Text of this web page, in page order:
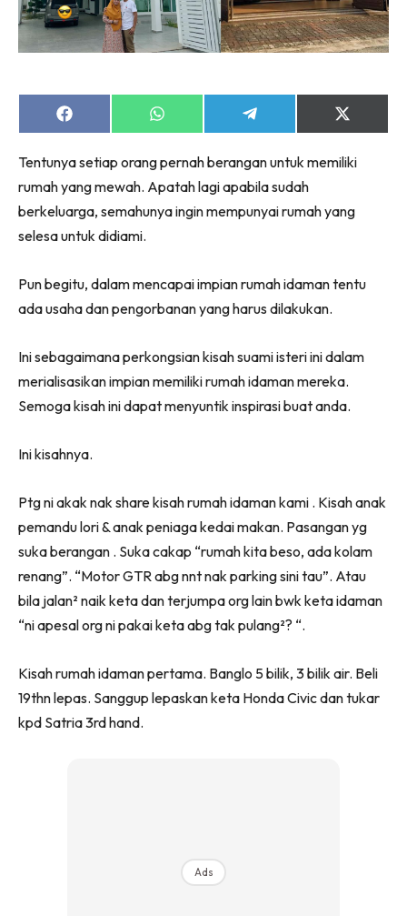
Share
on
Share
on
Share
on
Share
on
(Twitter)
Tentunya setiap orang pernah berangan untuk memiliki
rumah yang mewah. Apatah lagi apabila sudah
berkeluarga, semahunya ingin mempunyai rumah yang
selesa untuk didiami.
Pun begitu, dalam mencapai impian rumah idaman tentu
ada usaha dan pengorbanan yang harus dilakukan.
Ini sebagaimana perkongsian kisah suami isteri ini dalam
merialisasikan impian memiliki rumah idaman mereka.
Semoga kisah ini dapat menyuntik inspirasi buat anda.
Ini kisahnya.
Ptg ni akak nak share kisah rumah idaman kami . Kisah anak
pemandu lori & anak peniaga kedai makan. Pasangan yg
suka berangan . Suka cakap “rumah kita beso, ada kolam
renang”. “Motor GTR abg nnt nak parking sini tau”. Atau
bila jalan² naik keta dan terjumpa org lain bwk keta idaman
“ni apesal org ni pakai keta abg tak pulang²? “.
Kisah rumah idaman pertama. Banglo 5 bilik, 3 bilik air. Beli
19thn lepas. Sanggup lepaskan keta Honda Civic dan tukar
kpd Satria 3rd hand.
Ads